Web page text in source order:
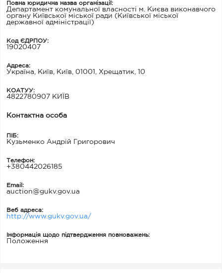
Повна юридична назва організації:
Департамент комунальної власності м. Києва виконавчого
органу Київської міської ради (Київської міської
державної адміністрації)
Код ЄДРПОУ:
19020407
Адреса:
Україна, Київ, Київ, 01001, Хрещатик, 10
КОАТУУ:
4822780907 КИЇВ
Контактна особа
ПІБ:
Кузьменко Андрій Григорович
Телефон:
+380442026185
Email:
auction@gukv.gov.ua
Веб адреса:
http://www.gukv.gov.ua/
Інформація щодо підтвердження повноважень:
Положення